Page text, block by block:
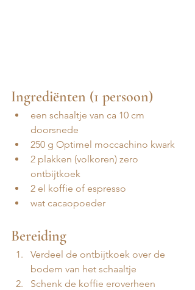
Ingrediënten (1 persoon)
een schaaltje van ca 10 cm
doorsnede
250 g Optimel moccachino kwark
2 plakken (volkoren) zero
ontbijtkoek
⁠2 el koffie of espresso
wat cacaopoeder
Bereiding
Verdeel de ontbijtkoek over de
bodem van het schaaltje
Schenk de koffie eroverheen